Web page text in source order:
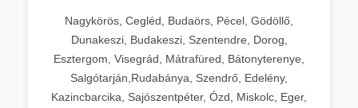
Nagykörös, Cegléd, Budaörs, Pécel, Gödöllő,
Dunakeszi, Budakeszi, Szentendre, Dorog,
Esztergom, Visegrád, Mátrafüred, Bátonyterenye,
Salgótarján,Rudabánya, Szendrő, Edelény,
Kazincbarcika, Sajószentpéter, Ózd, Miskolc, Eger,